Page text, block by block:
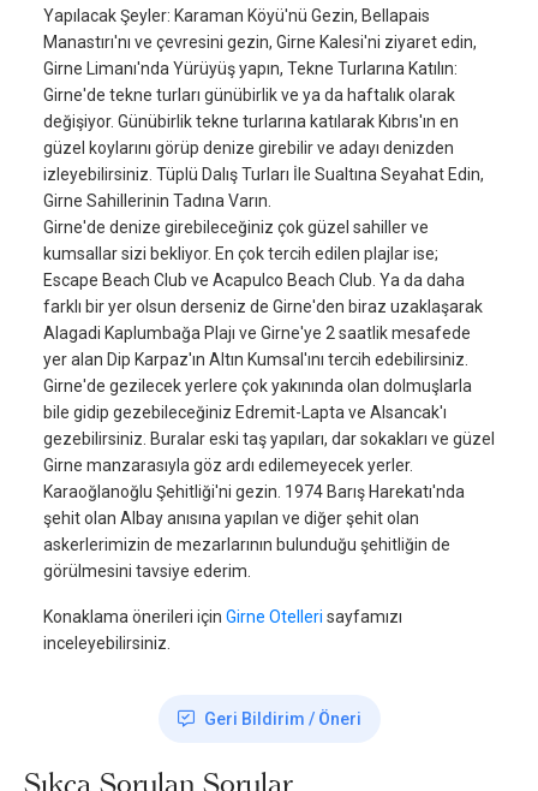
Yapılacak Şeyler: Karaman Köyü'nü Gezin, Bellapais
Manastırı'nı ve çevresini gezin, Girne Kalesi'ni ziyaret edin,
Girne Limanı'nda Yürüyüş yapın, Tekne Turlarına Katılın:
Girne'de tekne turları günübirlik ve ya da haftalık olarak
değişiyor. Günübirlik tekne turlarına katılarak Kıbrıs'ın en
güzel koylarını görüp denize girebilir ve adayı denizden
izleyebilirsiniz. Tüplü Dalış Turları İle Sualtına Seyahat Edin,
Girne Sahillerinin Tadına Varın.
Girne'de denize girebileceğiniz çok güzel sahiller ve
kumsallar sizi bekliyor. En çok tercih edilen plajlar ise;
Escape Beach Club ve Acapulco Beach Club. Ya da daha
farklı bir yer olsun derseniz de Girne'den biraz uzaklaşarak
Alagadi Kaplumbağa Plajı ve Girne'ye 2 saatlik mesafede
yer alan Dip Karpaz'ın Altın Kumsal'ını tercih edebilirsiniz.
Girne'de gezilecek yerlere çok yakınında olan dolmuşlarla
bile gidip gezebileceğiniz Edremit-Lapta ve Alsancak'ı
gezebilirsiniz. Buralar eski taş yapıları, dar sokakları ve güzel
Girne manzarasıyla göz ardı edilemeyecek yerler.
Karaoğlanoğlu Şehitliği'ni gezin. 1974 Barış Harekatı'nda
şehit olan Albay anısına yapılan ve diğer şehit olan
askerlerimizin de mezarlarının bulunduğu şehitliğin de
görülmesini tavsiye ederim.
Konaklama önerileri için Girne Otelleri sayfamızı
inceleyebilirsiniz.
Geri Bildirim / Öneri
Sıkça Sorulan Sorular